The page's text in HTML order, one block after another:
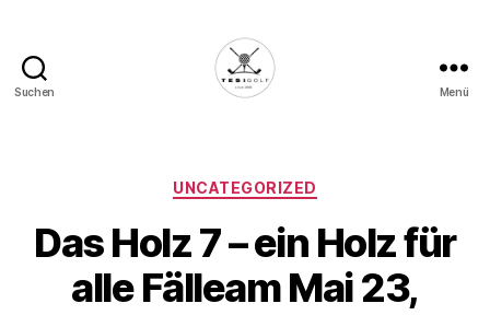
Suchen
Deine
Plattform
für
Golfbegeisterte!
Menü
Kategorien
UNCATEGORIZED
Das Holz 7 – ein Holz für
alle Fälleam Mai 23,